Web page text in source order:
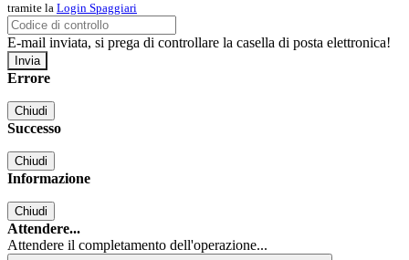
tramite la Login Spaggiari
E-mail inviata, si prega di controllare la casella di posta elettronica!
Errore
Chiudi
Successo
Chiudi
Informazione
Chiudi
Attendere...
Attendere il completamento dell'operazione...